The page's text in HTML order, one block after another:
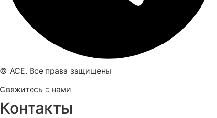
© ACE. Все права защищены
Свяжитесь с нами
Контакты